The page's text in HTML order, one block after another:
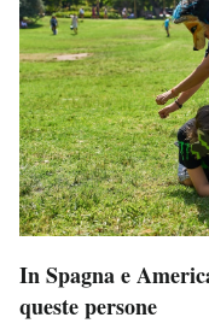
In Spagna e
queste persone